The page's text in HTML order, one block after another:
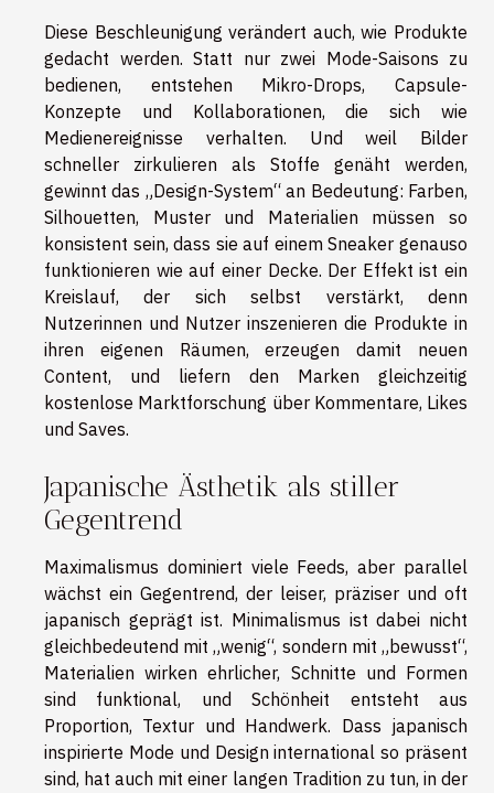
Diese Beschleunigung verändert auch, wie Produkte
gedacht werden. Statt nur zwei Mode-Saisons zu
bedienen, entstehen Mikro-Drops, Capsule-
Konzepte und Kollaborationen, die sich wie
Medienereignisse verhalten. Und weil Bilder
schneller zirkulieren als Stoffe genäht werden,
gewinnt das „Design-System“ an Bedeutung: Farben,
Silhouetten, Muster und Materialien müssen so
konsistent sein, dass sie auf einem Sneaker genauso
funktionieren wie auf einer Decke. Der Effekt ist ein
Kreislauf, der sich selbst verstärkt, denn
Nutzerinnen und Nutzer inszenieren die Produkte in
ihren eigenen Räumen, erzeugen damit neuen
Content, und liefern den Marken gleichzeitig
kostenlose Marktforschung über Kommentare, Likes
und Saves.
Japanische Ästhetik als stiller
Gegentrend
Maximalismus dominiert viele Feeds, aber parallel
wächst ein Gegentrend, der leiser, präziser und oft
japanisch geprägt ist. Minimalismus ist dabei nicht
gleichbedeutend mit „wenig“, sondern mit „bewusst“,
Materialien wirken ehrlicher, Schnitte und Formen
sind funktional, und Schönheit entsteht aus
Proportion, Textur und Handwerk. Dass japanisch
inspirierte Mode und Design international so präsent
sind, hat auch mit einer langen Tradition zu tun, in der